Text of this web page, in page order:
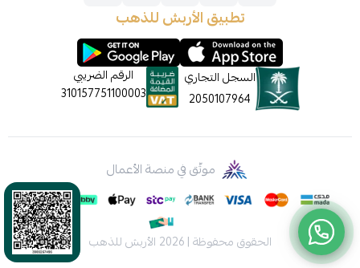
تطبيق الأربش للذهب
السجل التجاري
2050107964
الرقم الضريبي
310157751100003
موثّق في منصة الأعمال
الحقوق محفوظة | 2026 الأربش للذهب